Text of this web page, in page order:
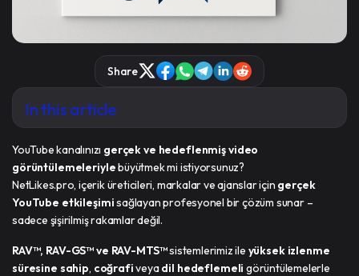
Share
YouTube kanalınızı gerçek ve hedeflenmiş video
görüntülemeleriylebüyütmek mi istiyorsunuz?
NetLikes.pro, içerik üreticileri, markalar ve ajanslar için gerçek
YouTube etkileşimisağlayan profesyonel bir çözüm sunar –
sadece şişirilmiş rakamlar değil.
RAV™, RAV-GS™ ve RAV-MTS™sistemlerimiz ile yüksek izlenme
süresine sahip, coğrafiveyadil hedeflemeli görüntülemelerle
In this article